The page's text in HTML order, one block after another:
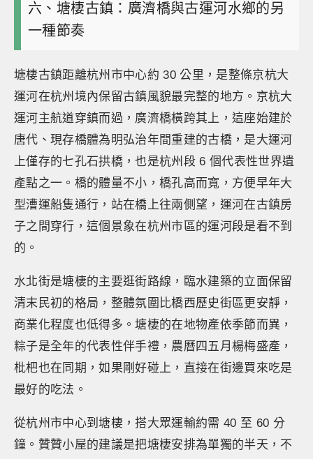
六、塘棲古鎮：廣濟橋與古運河水鄉的另
一種節奏
塘棲古鎮距離杭州市中心約 30 公里，是整條京杭大
運河在杭州境內保留古鎮風貌最完整的地方。京杭大
運河主航道穿鎮而過，廣濟橋橫跨其上，這座始建於
唐代、現存橋體為明弘治年間重建的古橋，是大運河
上僅存的七孔石拱橋，也是杭州段 6 個代表性世界遺
產點之一。橋的體量不小，橋孔高而寬，方便早年大
型漕運船隻通行，站在橋上往兩側望，運河在古鎮房
子之間穿行，這個景象在杭州市區的運河段是看不到
的。
水北街是塘棲的主要逛街路線，臨水建築的立面保留
清末民初的格局，整體氛圍比橋西歷史街區更安靜，
商業化程度也低得多。塘棲的在地物產依季節而異，
粽子是全年的代表性伴手禮，農曆四五月楊梅盛產，
枇杷也在同期，如果剛好碰上，直接在街邊買來吃是
最好的吃法。
從杭州市中心到塘棲，搭大眾運輸約需 40 至 60 分
鐘。贊贊小屋的建議是把塘棲安排為單獨的半天，不